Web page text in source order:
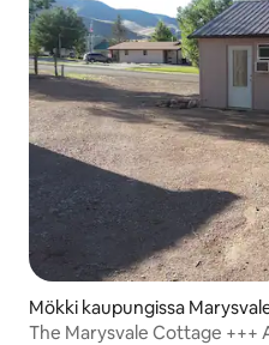
Mökki kaupungissa
The Marysvale Cottage +++